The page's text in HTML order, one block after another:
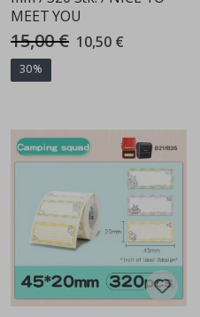
MEET YOU
15,00 € Special
Price
10,50 €
30%